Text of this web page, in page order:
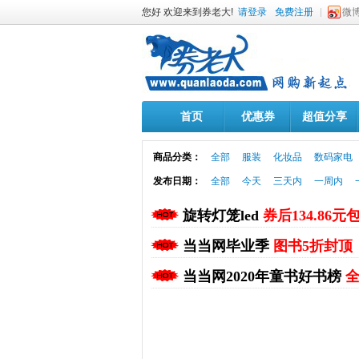
您好 欢迎来到券老大! 请登录 免费注册 微
首页 优惠券 超值分享
商品分类： 全部 服装 化妆品 数码家电
发布日期： 全部 今天 三天内 一周内
旋转灯笼led 券后134.86元
当当网毕业季 图书5折封顶
当当网2020年童书好书榜